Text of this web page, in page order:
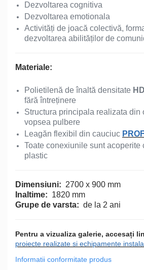
Dezvoltarea cognitiva
Dezvoltarea emotionala
Activități de joacă colectivă,
dezvoltarea abilităților de
Materiale:
Polietilenă de înaltă densitate
fără întreținere
Structura principala realizata din
vopsea pulbere
Leagăn flexibil din cauciuc
Toate conexiunile sunt acoperite
plastic
Dimensiuni: 2700 x 900 mm
Inaltime: 1820 mm
Grupe de varsta: de la 2 ani
Pentru a vizualiza galerie, accesați
proiecte realizate si echipamente
Informatii conformitate produs